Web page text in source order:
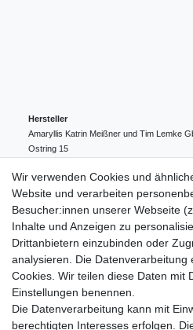
Hersteller
Amaryllis Katrin Meißner und Tim Lemke
Ostring 15
004943548099856
amaryllis-eckernfoerde@t-online.de
EU-Verantwortlicher
Amaryllis Katrin Meißner und Tim Lemke
Ostring
15
004943548099856
amaryllis-eckernfoerde@t-online.de
Wir verwenden Cookies und
Website und verarbeiten
Besucher:innen unserer Webseite
Inhalte und Anzeigen zu
Drittanbietern einzubinden oder
analysieren. Die Datenverarbeitung
Cookies. Wir teilen diese Daten mit
Einstellungen benennen.
Die Datenverarbeitung kann mit
berechtigten Interesses erfolgen.